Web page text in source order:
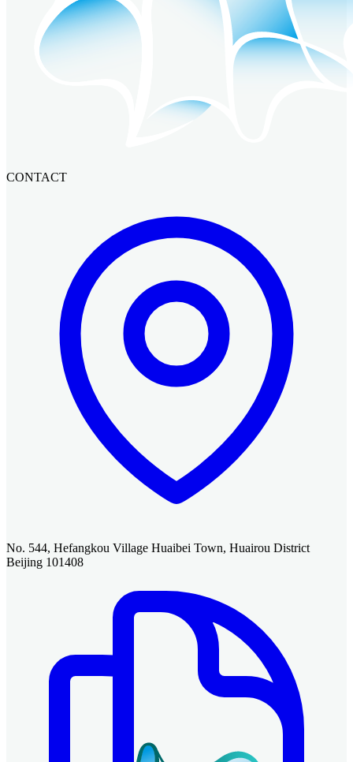
CONTACT
No. 544, Hefangkou Village Huaibei Town, Huairou District
Beijing 101408